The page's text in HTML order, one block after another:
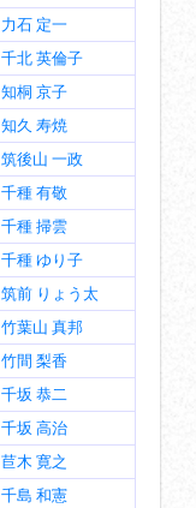
力石 定一
千北 英倫子
知桐 京子
知久 寿焼
筑後山 一政
千種 有敬
千種 掃雲
千種 ゆり子
筑前 りょう太
竹葉山 真邦
竹間 梨香
千坂 恭二
千坂 高治
苣木 寛之
千島 和憲